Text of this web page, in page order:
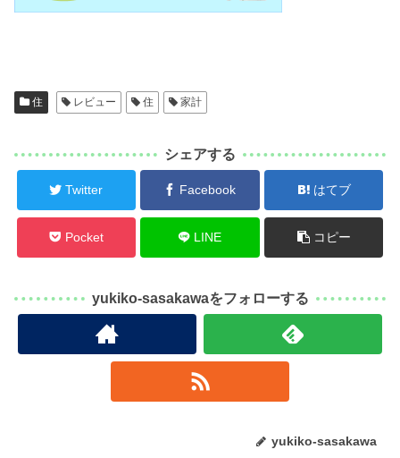
住 レビュー 住 家計
シェアする
Twitter Facebook はてブ
Pocket LINE コピー
yukiko-sasakawaをフォローする
yukiko-sasakawa